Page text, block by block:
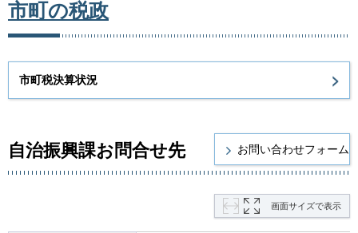
市町の税政
市町税決算状況
自治振興課お問合せ先
画面サイズで表示